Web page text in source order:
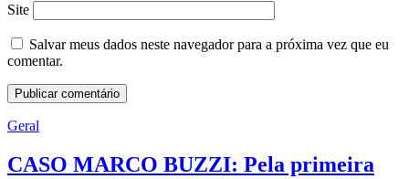
Site
Salvar meus dados neste navegador para a próxima vez que eu
comentar.
Geral
CASO MARCO BUZZI: Pela primeira